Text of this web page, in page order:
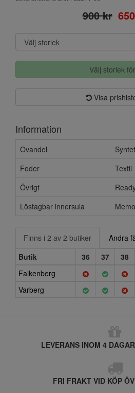
900 kr
Välj storlek
Visa
Information
Ovandel
Syntet
Foder
Textil
Övrigt
Löstagbar innersula
Finns i 2 av 2 butiker
Andra
Butik
36 37 38
Falkenberg
Varberg
LEVERANS INOM 4
FRI FRAKT VID KÖP